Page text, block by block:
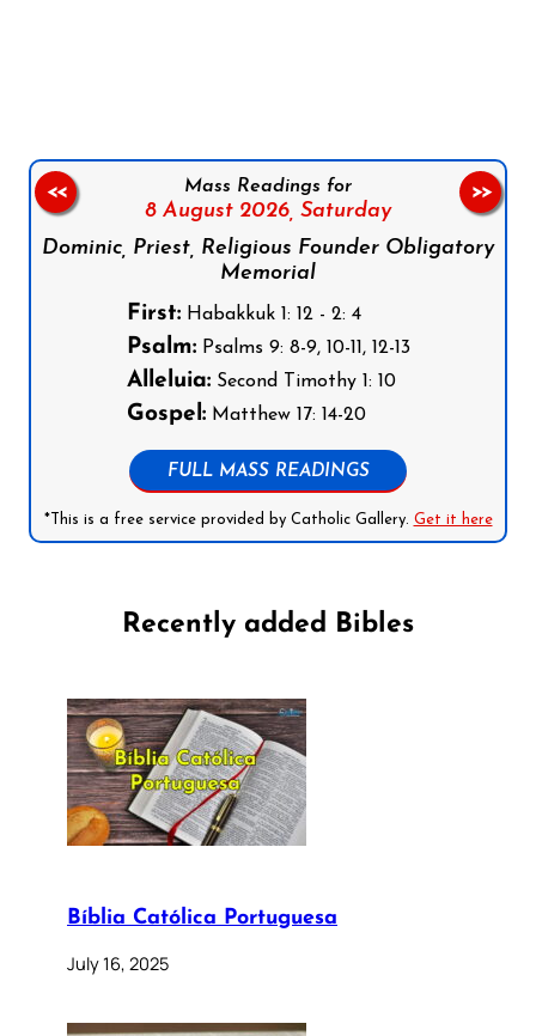
Mass Readings for
8 August 2026, Saturday
Dominic, Priest, Religious Founder Obligatory
Memorial
First:Habakkuk 1: 12 - 2: 4
Psalm:Psalms 9: 8-9, 10-11, 12-13
Alleluia:Second Timothy 1: 10
Gospel:Matthew 17: 14-20
FULL MASS READINGS
*This is a free service provided by Catholic Gallery. Get it here
<< >>
Recently added Bibles
Bíblia Católica Portuguesa
July 16, 2025